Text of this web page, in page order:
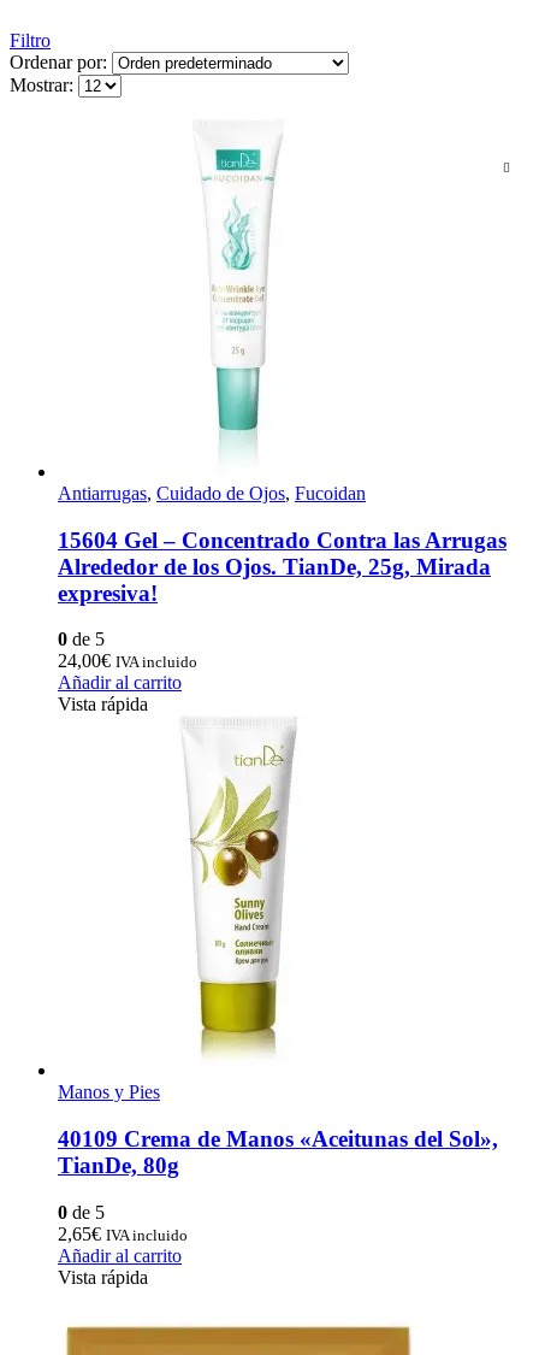
Filtro
Ordenar por:
Mostrar:
Antiarrugas, Cuidado de Ojos, Fucoidan
15604 Gel – Concentrado Contra las Arrugas
Alrededor de los Ojos. TianDe, 25g, Mirada
expresiva!
0 de 5
24,00€ IVA incluido
Añadir al carrito
Vista rápida
Manos y Pies
40109 Crema de Manos «Aceitunas del Sol»,
TianDe, 80g
0 de 5
2,65€ IVA incluido
Añadir al carrito
Vista rápida